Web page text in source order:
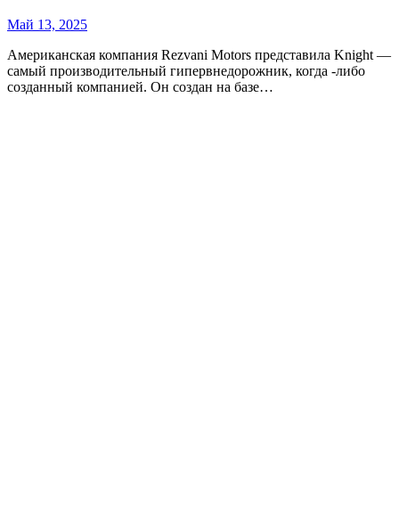
Май 13, 2025
Американская компания Rezvani Motors представила Knight —
самый производительный гипервнедорожник, когда -либо
созданный компанией. Он создан на базе…